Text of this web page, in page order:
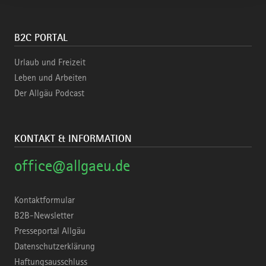
B2C PORTAL
Urlaub und Freizeit
Leben und Arbeiten
Der Allgäu Podcast
KONTAKT & INFORMATION
office@allgaeu.de
Kontaktformular
B2B-Newsletter
Presseportal Allgäu
Datenschutzerklärung
Haftungsausschluss